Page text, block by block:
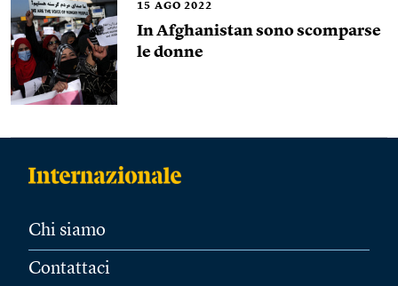
15 AGO 2022
In Afghanistan sono scomparse
le donne
Chi siamo
Contattaci